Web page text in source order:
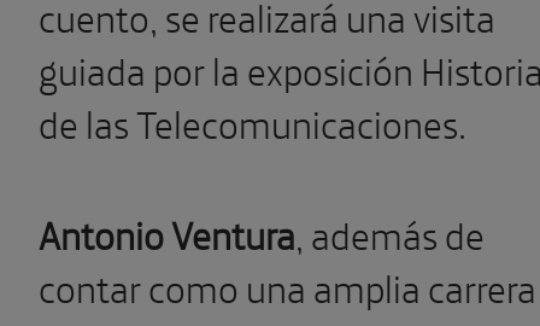
cuento, se realizará una visita
guiada por la exposición
de las Telecomunicaciones.
Antonio Ventura, además de
contar como una amplia carrera